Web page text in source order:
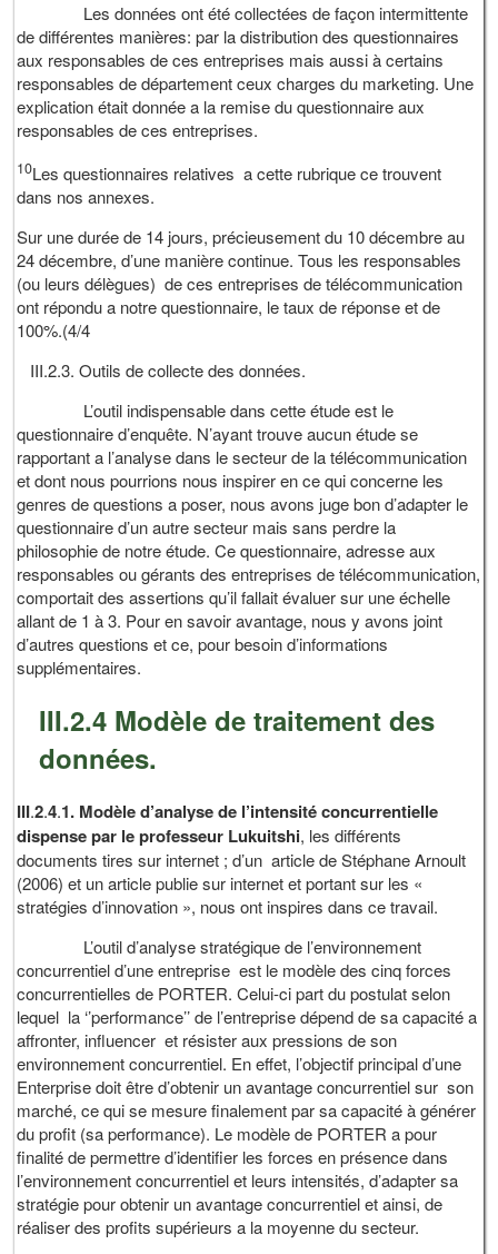
Les données ont été collectées de façon intermittente
de différentes manières: par la distribution des questionnaires
aux responsables de ces entreprises mais aussi à certains
responsables de département ceux charges du marketing. Une
explication était donnée a la remise du questionnaire aux
responsables de ces entreprises.
10Les questionnaires relatives a cette rubrique ce trouvent
dans nos annexes.
Sur une durée de 14 jours, précieusement du 10 décembre au
24 décembre, d’une manière continue. Tous les responsables
(ou leurs délègues) de ces entreprises de télécommunication
ont répondu a notre questionnaire, le taux de réponse et de
100%.(4/4
III.2.3. Outils de collecte des données.
L’outil indispensable dans cette étude est le
questionnaire d’enquête. N’ayant trouve aucun étude se
rapportant a l’analyse dans le secteur de la télécommunication
et dont nous pourrions nous inspirer en ce qui concerne les
genres de questions a poser, nous avons juge bon d’adapter le
questionnaire d’un autre secteur mais sans perdre la
philosophie de notre étude. Ce questionnaire, adresse aux
responsables ou gérants des entreprises de télécommunication,
comportait des assertions qu’il fallait évaluer sur une échelle
allant de 1 à 3. Pour en savoir avantage, nous y avons joint
d’autres questions et ce, pour besoin d’informations
supplémentaires.
III.2.4 Modèle de traitement des
données.
III.2.4.1. Modèled’analysede l’intensitéconcurrentielle
dispensepar leprofesseur Lukuitshi, les différents
documents tires sur internet ; d’un article de Stéphane Arnoult
(2006) et un article publie sur internet et portant sur les «
stratégies d’innovation », nous ont inspires dans ce travail.
L’outil d’analyse stratégique de l’environnement
concurrentiel d’une entreprise est le modèle des cinq forces
concurrentielles de PORTER. Celui-ci part du postulat selon
lequel la ‘’performance’’ de l’entreprise dépend de sa capacité a
affronter, influencer et résister aux pressions de son
environnement concurrentiel. En effet, l’objectif principal d’une
Enterprise doit être d’obtenir un avantage concurrentiel sur son
marché, ce qui se mesure finalement par sa capacité à générer
du profit (sa performance). Le modèle de PORTER a pour
finalité de permettre d’identifier les forces en présence dans
l’environnement concurrentiel et leurs intensités, d’adapter sa
stratégie pour obtenir un avantage concurrentiel et ainsi, de
réaliser des profits supérieurs a la moyenne du secteur.